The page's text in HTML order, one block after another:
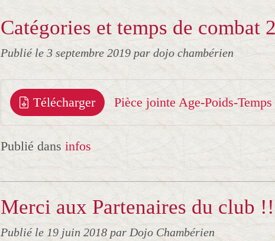
Catégories et temps de combat
Publié le 3 septembre 2019 par dojo chambérien
Télécharger
Publié dans infos
Merci aux Partenaires du club
Publié le 19 juin 2018 par Dojo Chambérien